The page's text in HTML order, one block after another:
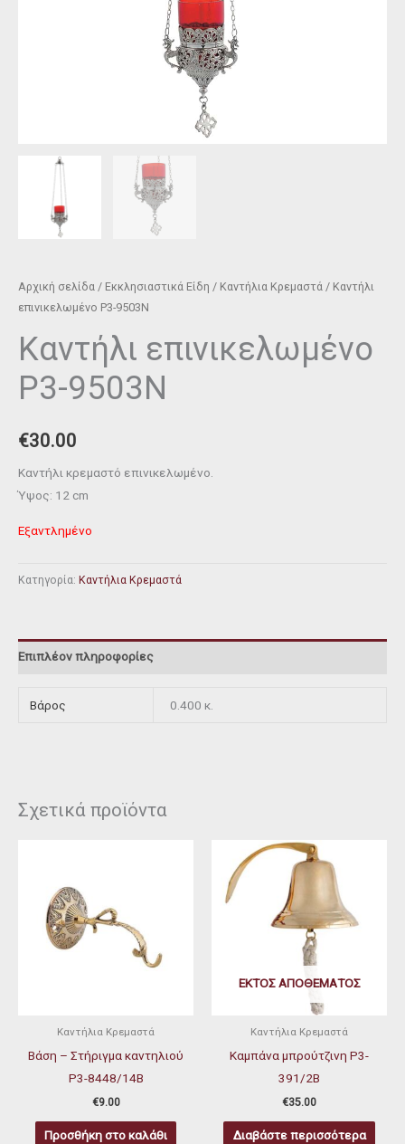
Αρχική σελίδα / Εκκλησιαστικά Είδη / Καντήλια Κρεμαστά / Καντήλι
επινικελωμένο P3-9503N
Καντήλι επινικελωμένο
P3-9503N
€30.00
Καντήλι κρεμαστό επινικελωμένο.
Ύψος: 12 cm
Εξαντλημένο
Κατηγορία: Καντήλια Κρεμαστά
Επιπλέον πληροφορίες
Βάρος 0.400 κ.
Σχετικά προϊόντα
Καντήλια Κρεμαστά
Βάση – Στήριγμα καντηλιού
P3-8448/14Β
€9.00
Προσθήκη στο καλάθι
ΕΚΤΌΣ ΑΠΟΘΈΜΑΤΟΣ
Καντήλια Κρεμαστά
Καμπάνα μπρούτζινη P3-
391/2Β
€35.00
Διαβάστε περισσότερα